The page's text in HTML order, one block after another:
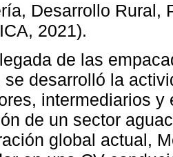
Desarrollo Rural,
2021).
de las
se desarrolló la
intermediarios
de un sector
global actual,